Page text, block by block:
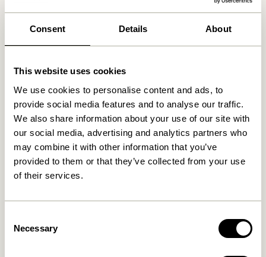
Consent Details About
This website uses cookies
We use cookies to personalise content and ads, to
provide social media features and to analyse our traffic.
We also share information about your use of our site with
our social media, advertising and analytics partners who
may combine it with other information that you’ve
provided to them or that they’ve collected from your use
of their services.
Selection
Necessary
Produits similaires
Multicoloré
Ajouter au panier
(set de 2)